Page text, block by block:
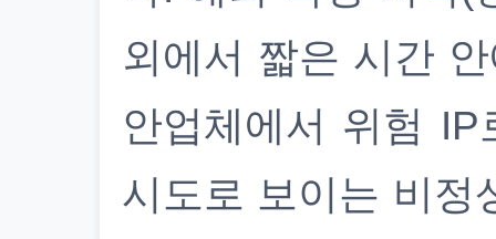
외에서 짧은 시간
안업체에서 위험
시도로 보이는 비정